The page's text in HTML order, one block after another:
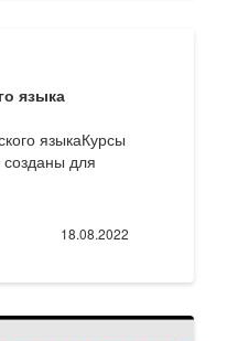
языка
языкаКурсы
созданы для
18.08.2022